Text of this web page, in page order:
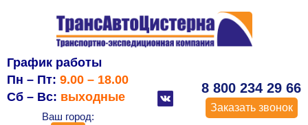
График работы
Пн – Пт: 9.00 – 18.00
Сб – Вс: выходные
Ваш город:
8 800 234 29 66
Заказать звонок